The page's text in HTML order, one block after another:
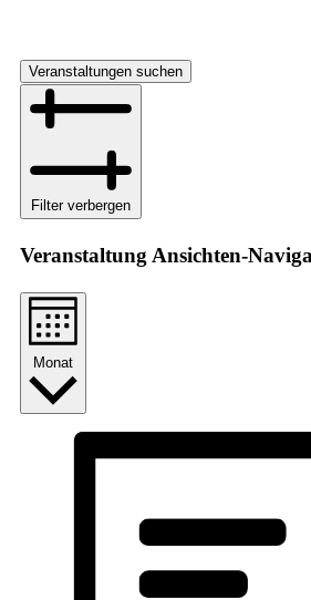
Veranstaltungen suchen
Filter verbergen
Veranstaltung Ansichten-
Monat